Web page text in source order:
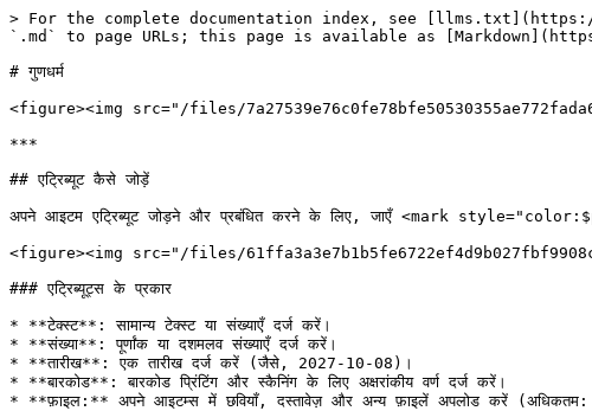
> For the complete documentation index, see
`.md` to page URLs; this page is available as
# गुणधर्म
<figure><img src="/files/
***
## एट्रिब्यूट कैसे जोड़ें
अपने आइटम एट्रिब्यूट जोड़ने और प्रबंधित करने के लिए, जाएँ <mark
<figure><img src="/files/
### एट्रिब्यूट्स के प्रकार
* **टेक्स्ट**: सामान्य टेक्स्ट या संख्याएँ दर्ज करें।
* **संख्या**: पूर्णांक या दशमलव संख्याएँ दर्ज करें।
* **तारीख**: एक तारीख दर्ज करें (जैसे, 2027-10-08)।
* **बारकोड**: बारकोड प्रिंटिंग और स्कैनिंग के लिए अक्षरांकीय वर्ण दर्ज करें।
* **फ़ाइल:** अपने आइटम्स में छवियाँ, दस्तावेज़ और अन्य फ़ाइलें अपलोड करें